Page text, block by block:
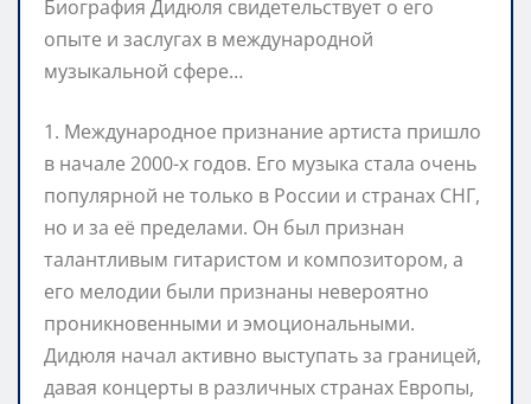
Биография Дидюля свидетельствует о его
опыте и заслугах в международной
музыкальной сфере…
1. Международное признание артиста пришло
в начале 2000-х годов. Его музыка стала очень
популярной не только в России и странах СНГ,
но и за её пределами. Он был признан
талантливым гитаристом и композитором, а
его мелодии были признаны невероятно
проникновенными и эмоциональными.
Дидюля начал активно выступать за границей,
давая концерты в различных странах Европы,